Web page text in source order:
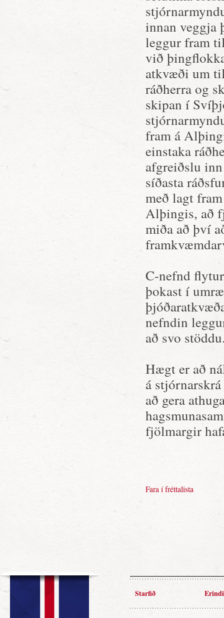
innan veggja
leggur fram
við
atkvæði um
ráðherra og
skipan í
fram á
einstaka
afgreiðslu
síðasta
með lagt
Alþingis, að
miða að því
C-nefnd
þokast í
nefndin
að svo
Hægt er að
á
að gera
fjölmargir
Fara í fréttalista
Starfið Erindi